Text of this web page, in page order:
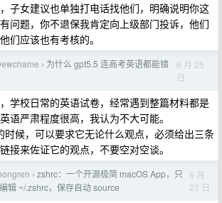
子女建议也单独打电话找他们，明确说明你这
问题，你不退保我肯定向上级部门投诉，他们
们应该也有考核的。
› 为什么 gpt5.5 连高考英语都能错
6 月 25
日
学校日常的英语试卷，经常遇到整篇材料都是
语严肃程度很高，我认为不大可能。
时候，可以要求它无论什么观点，必须给出三条
接来佐证它的观点，不要空对空谈。
› zshrc：一个开源极简 macOS App，只
辑 ~/.zshrc，保存自动 source
6 月
23 日